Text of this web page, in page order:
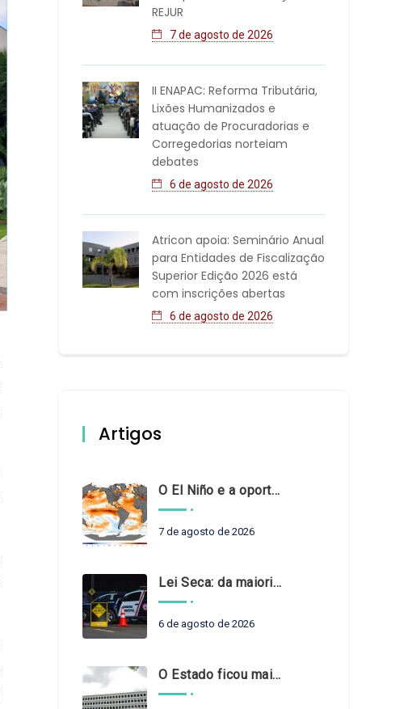
REJUR
7 de agosto de 2026
II ENAPAC: Reforma Tributária,
Lixões Humanizados e
atuação de Procuradorias e
Corregedorias norteiam
debates
6 de agosto de 2026
Atricon apoia: Seminário Anual
para Entidades de Fiscalização
Superior Edição 2026 está
com inscrições abertas
6 de agosto de 2026
Artigos
O El Niño e a oportunidade de fortalecer o controle externo das políticas climáticas
7 de agosto de 2026
Lei Seca: da maioridade à maturidade
6 de agosto de 2026
O Estado ficou mais complexo. O controle precisa acompanhar